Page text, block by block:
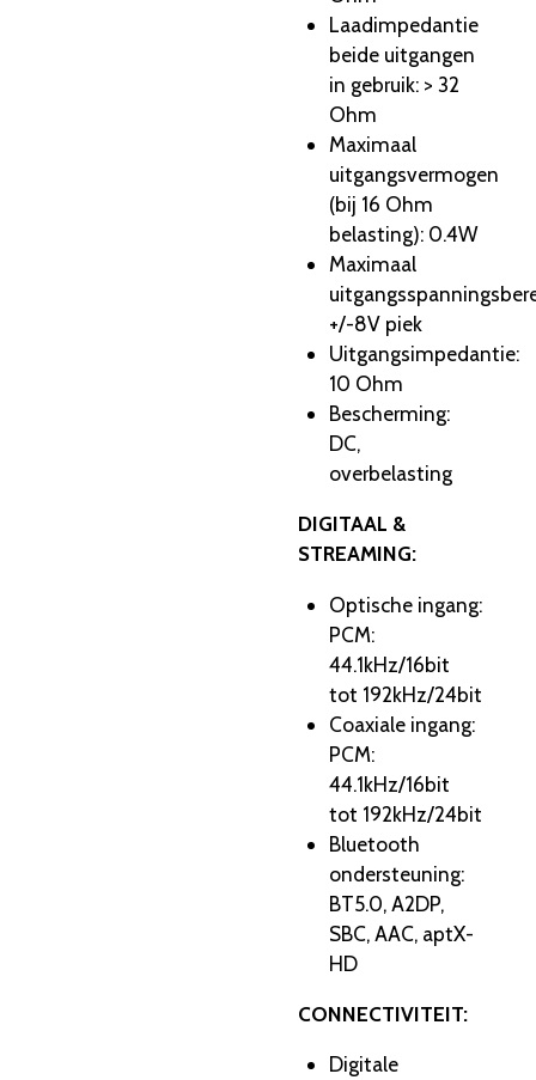
Laadimpedantie
beide uitgangen
in gebruik: > 32
Ohm
Maximaal
uitgangsvermogen
(bij 16 Ohm
belasting): 0.4W
Maximaal
+/-8V piek
Uitgangsimpedantie:
10 Ohm
Bescherming:
DC,
overbelasting
DIGITAAL &
STREAMING:
Optische ingang:
PCM:
44.1kHz/16bit
tot 192kHz/24bit
Coaxiale ingang:
PCM:
44.1kHz/16bit
tot 192kHz/24bit
Bluetooth
ondersteuning:
BT5.0, A2DP,
SBC, AAC, aptX-
HD
CONNECTIVITEIT:
Digitale